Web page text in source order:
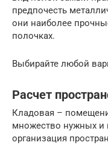
предпочесть
они наиболее
полочках.
Выбирайте любой
Расчет
Кладовая –
множество нужных и
организация